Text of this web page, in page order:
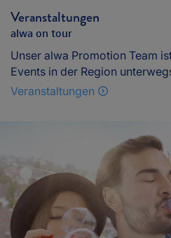
Veranstaltungen
alwa on tour
Unser alwa Promotion Team
Events in der Region
Veranstaltungen